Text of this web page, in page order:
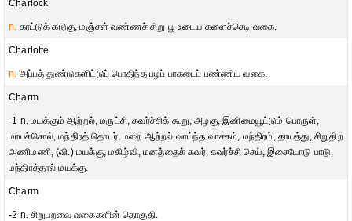
Charlock
n. காட்டுக் கடுகு, மஞ்சள் வண்ணச் சிறு பூ உடைய களைச்செடி வகை.
Charlotte
n. அப்பத் துண்டுகளிட்டுப் பொதிந்த பழப் பாகடைப் பண்ணிய வகை.
Charm
-1 n. மயக்கும் ஆற்றல், மருட்சி, கவர்ச்சிக் கூறு, அழகு, இனிமையூட்டும் பொருள்,
மாயச்சொல், மந்திரத் தொடர், மறை ஆற்றல் வாய்ந்த வாசகம், மந்திரம், தாயத்து, சிறுதிற
அணிமணி, (வி.) மயக்கு, மகிழ்வி, மனத்தைக் கவர், கவர்ச்சி செய், இசையோடு பாடு,
மந்திரத்தால் மயக்கு.
Charm
-2 n. சிறுபறவை வகைகளின் தொகுதி.